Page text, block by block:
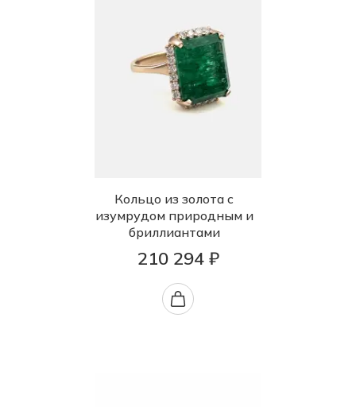
Кольцо из золота с
изумрудом природным и
бриллиантами
210 294 ₽